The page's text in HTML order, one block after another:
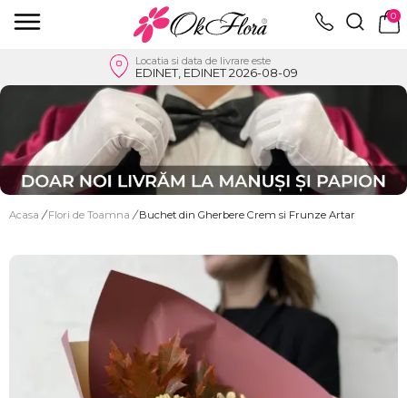
0
Locatia si data de livrare este
EDINET, EDINET 2026-08-09
Acasa / Flori de Toamna / Buchet din Gherbere Crem si Frunze Artar